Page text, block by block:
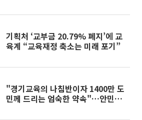
기획처 ‘교부금 20.79% 폐지’에 교
육계 “교육재정 축소는 미래 포기”
"경기교육의 나침반이자 1400만 도
민께 드리는 엄숙한 약속"…안민석,